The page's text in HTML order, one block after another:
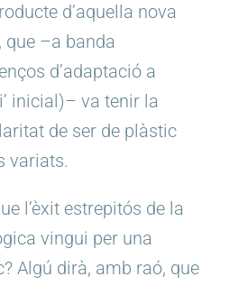
d’aquella nova
, que –a banda
d’adaptació a
inicial)– va tenir la
de ser de plàstic
variats.
l’èxit estrepitós de la
vingui per una
Algú dirà, amb raó, que